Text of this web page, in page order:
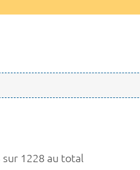
sur 1228 au total